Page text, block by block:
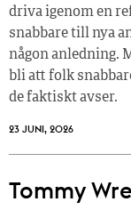
driva igenom en
snabbare till nya
någon anledning.
bli att folk
de faktiskt avser.
23 JUNI, 2026
Tommy